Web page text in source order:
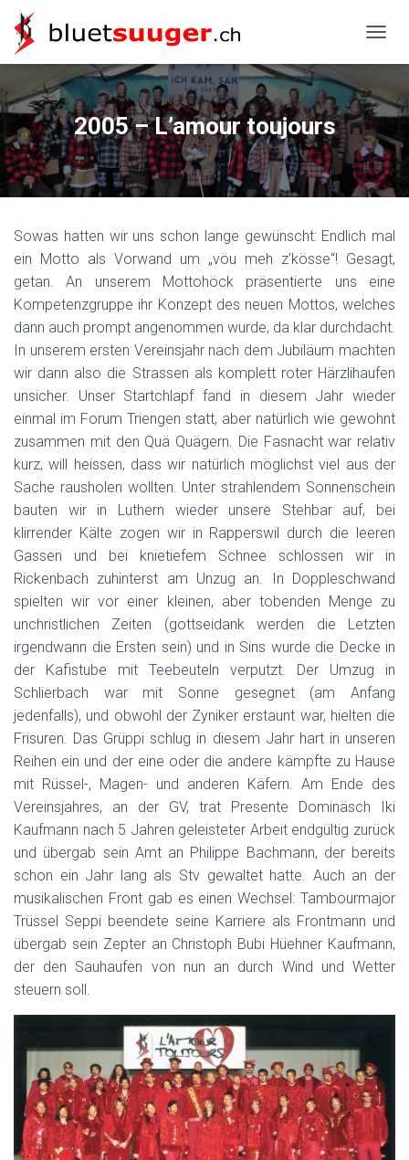
2005 – L’amour toujours
Sowas hatten wir uns schon lange gewünscht: Endlich mal
ein Motto als Vorwand um „vöu meh z’kösse“! Gesagt,
getan. An unserem Mottohöck präsentierte uns eine
Kompetenzgruppe ihr Konzept des neuen Mottos, welches
dann auch prompt angenommen wurde, da klar durchdacht.
In unserem ersten Vereinsjahr nach dem Jubiläum machten
wir dann also die Strassen als komplett roter Härzlihaufen
unsicher. Unser Startchlapf fand in diesem Jahr wieder
einmal im Forum Triengen statt, aber natürlich wie gewohnt
zusammen mit den Quä Quägern. Die Fasnacht war relativ
kurz, will heissen, dass wir natürlich möglichst viel aus der
Sache rausholen wollten. Unter strahlendem Sonnenschein
bauten wir in Luthern wieder unsere Stehbar auf, bei
klirrender Kälte zogen wir in Rapperswil durch die leeren
Gassen und bei knietiefem Schnee schlossen wir in
Rickenbach zuhinterst am Unzug an. In Doppleschwand
spielten wir vor einer kleinen, aber tobenden Menge zu
unchristlichen Zeiten (gottseidank werden die Letzten
irgendwann die Ersten sein) und in Sins wurde die Decke in
der Kafistube mit Teebeuteln verputzt. Der Umzug in
Schlierbach war mit Sonne gesegnet (am Anfang
jedenfalls), und obwohl der Zyniker erstaunt war, hielten die
Frisuren. Das Grüppi schlug in diesem Jahr hart in unseren
Reihen ein und der eine oder die andere kämpfte zu Hause
mit Rüssel-, Magen- und anderen Käfern. Am Ende des
Vereinsjahres, an der GV, trat Presente Dominäsch Iki
Kaufmann nach 5 Jahren geleisteter Arbeit endgültig zurück
und übergab sein Amt an Philippe Bachmann, der bereits
schon ein Jahr lang als Stv gewaltet hatte. Auch an der
musikalischen Front gab es einen Wechsel: Tambourmajor
Trüssel Seppi beendete seine Karriere als Frontmann und
übergab sein Zepter an Christoph Bubi Hüehner Kaufmann,
der den Sauhaufen von nun an durch Wind und Wetter
steuern soll.